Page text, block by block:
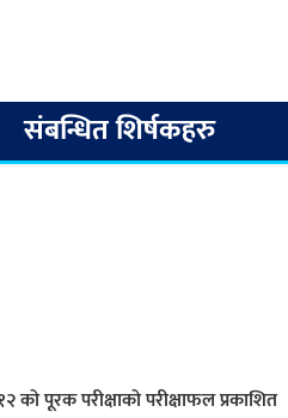
संबन्धित शिर्षकहरु
को पूरक परीक्षाको परीक्षाफल प्रकाशित